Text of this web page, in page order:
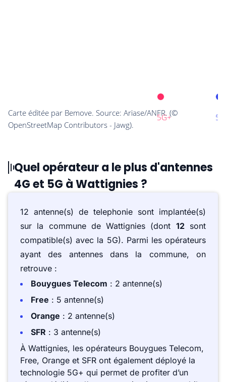
Quel opérateur a le plus d'antennes
4G et 5G à Wattignies ?
12 antenne(s) de telephonie sont implantée(s)
sur la commune de Wattignies (dont 12sont
compatible(s) avec la 5G). Parmi les opérateurs
ayant des antennes dans la commune, on
retrouve :
Bouygues Telecom : 2 antenne(s)
Free : 5 antenne(s)
Orange : 2 antenne(s)
SFR : 3 antenne(s)
À Wattignies, les opérateurs Bouygues Telecom,
Free, Orange et SFR ont également déployé la
technologie 5G+ qui permet de profiter d’un